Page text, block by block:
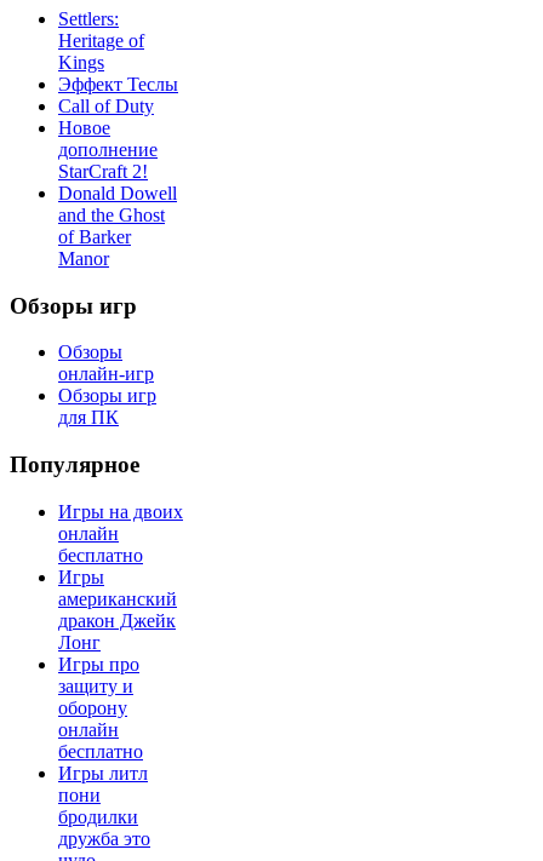
Settlers:
Heritage of
Kings
Эффект Теслы
Call of Duty
Новое
дополнение
StarCraft 2!
Donald Dowell
and the Ghost
of Barker
Manor
Обзоры игр
Обзоры
онлайн-игр
Обзоры игр
для ПК
Популярное
Игры на двоих
онлайн
бесплатно
Игры
американский
дракон Джейк
Лонг
Игры про
защиту и
оборону
онлайн
бесплатно
Игры литл
пони
бродилки
дружба это